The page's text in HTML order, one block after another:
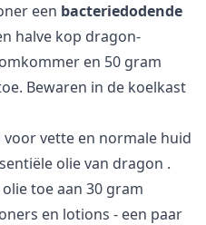
een bacteriedodende
halve kop dragon-
en 50 gram
Bewaren in de koelkast
vette en normale huid
olie van dragon .
toe aan 30 gram
en lotions - een paar